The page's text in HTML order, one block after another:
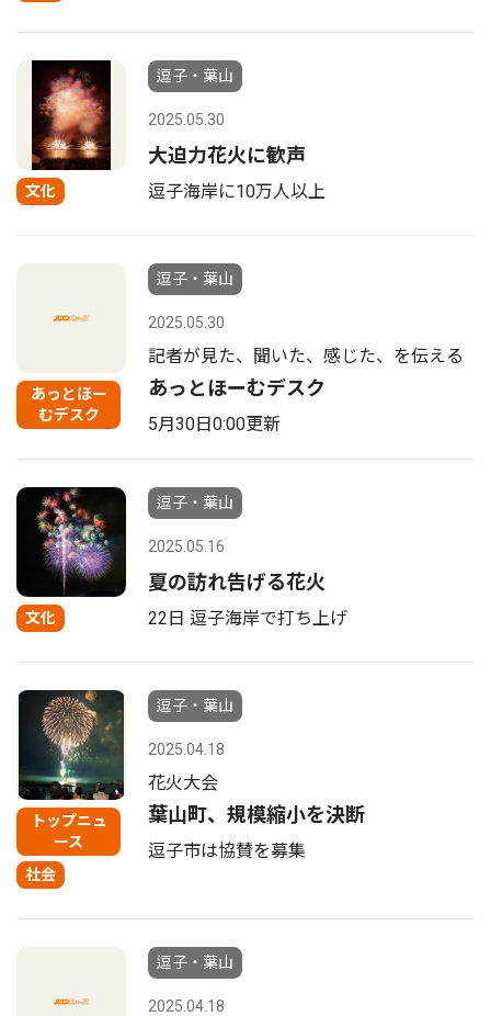
文化
逗子・葉山
2025.05.30
大迫力花火に歓声
逗子海岸に10万人以上
あっとほー
むデスク
逗子・葉山
2025.05.30
記者が見た、聞いた、感じた、を伝える
あっとほーむデスク
5月30日0:00更新
文化
逗子・葉山
2025.05.16
夏の訪れ告げる花火
22日 逗子海岸で打ち上げ
トップニュ
ース
社会
逗子・葉山
2025.04.18
花火大会
葉山町、規模縮小を決断
逗子市は協賛を募集
逗子・葉山
2025.04.18